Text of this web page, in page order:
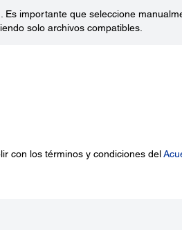
importante que seleccione
solo archivos compatibles.
con los términos y condiciones del